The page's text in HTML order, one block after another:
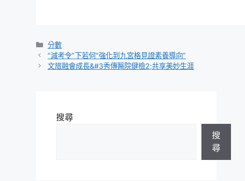
分
類
分數
“減考令”下若何“強化到九宮格見證素養導向”
文旅融會成長&#3秀傳醫院健檢2;共享美妙生涯
搜尋
搜
尋